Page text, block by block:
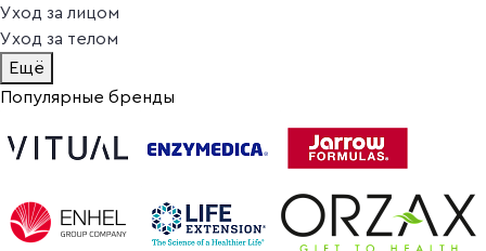
Уход за лицом
Уход за телом
Ещё
Популярные бренды